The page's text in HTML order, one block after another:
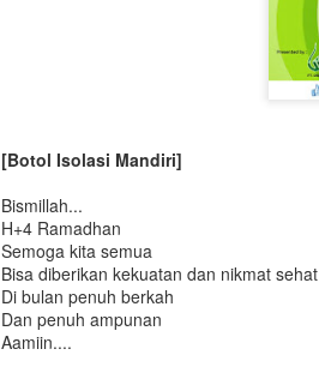
[Botol Isolasi Mandiri]
Bismillah...
H+4 Ramadhan
Semoga kita semua
Bisa diberikan kekuatan dan nikmat sehat
Di bulan penuh berkah
Dan penuh ampunan
Aamiin....